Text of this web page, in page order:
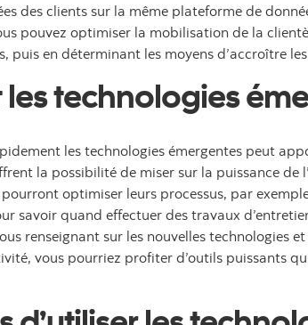
des clients sur la même plateforme de
pouvez optimiser la mobilisation de la
puis en déterminant les moyens d’accroître
technologies
les technologies émergentes peut
la possibilité de miser sur la puissance de
optimiser leurs processus, par
savoir quand effectuer des travaux
renseignant sur les nouvelles technologies
vous pourriez profiter d’outils puissants